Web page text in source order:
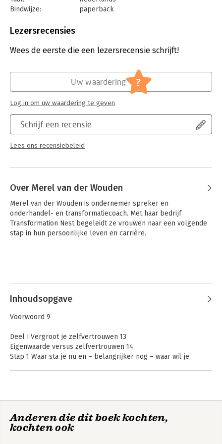
Bindwijze:
paperback
Uitgever:
Verschijningsdatum:
15-8-2023
Lezersrecensies
Wees de eerste die een lezersrecensie schrijft!
Schrijf een recensie
Lees ons recensiebeleid
Uw waardering ?
Log in om uw waardering te geven
Over Merel van der Wouden
Merel van der Wouden is ondernemer spreker en
onderhandel- en transformatiecoach. Met haar bedrijf
Transformation Nest begeleidt ze vrouwen naar een volgende
stap in hun persoonlijke leven en carrière.
Inhoudsopgave
Voorwoord 9
Deel I Vergroot je zelfvertrouwen 13
Eigenwaarde versus zelfvertrouwen 14
Stap 1 Waar sta je nu en – belangrijker nog – waar wil je
tegen? 30
Mijn marathonmindset 31
Anderen die dit boek kochten,
kochten ook